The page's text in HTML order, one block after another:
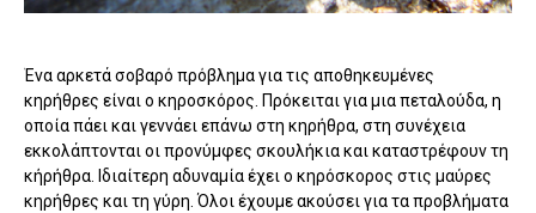
Ένα αρκετά σοβαρό πρόβλημα για τις αποθηκευμένες
κηρήθρες είναι ο κηροσκόρος. Πρόκειται για μια πεταλούδα, η
οποία πάει και γεννάει επάνω στη κηρήθρα, στη συνέχεια
εκκολάπτονται οι προνύμφες σκουλήκια και καταστρέφουν τη
κήρήθρα. Ιδιαίτερη αδυναμία έχει ο κηρόσκορος στις μαύρες
κηρήθρες και τη γύρη. Όλοι έχουμε ακούσει για τα προβλήματα